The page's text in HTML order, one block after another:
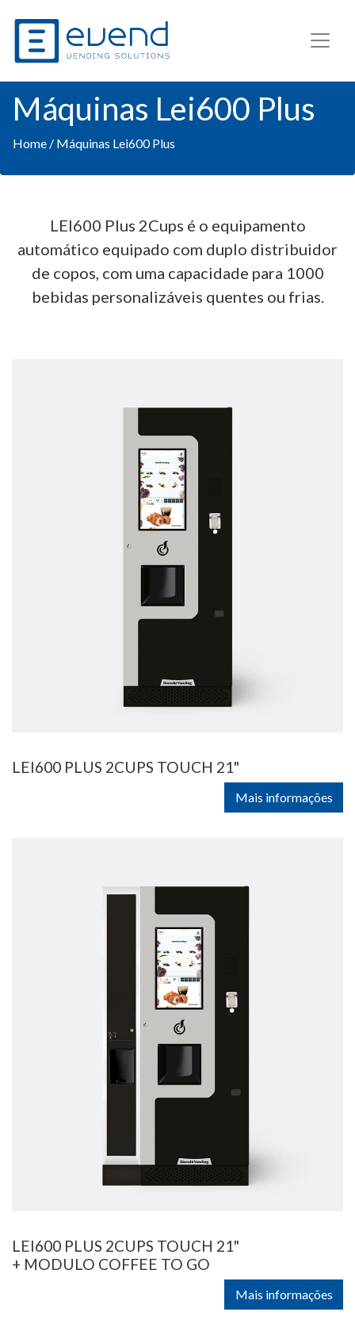
Máquinas Lei600 Plus
Home / Máquinas Lei600 Plus
LEI600 Plus 2Cups é o equipamento
automático equipado com duplo distribuidor
de copos, com uma capacidade para 1000
bebidas personalizáveis quentes ou frias.
LEI600 PLUS 2CUPS TOUCH 21"
Mais informações
LEI600 PLUS 2CUPS TOUCH 21"
+ MODULO COFFEE TO GO
Mais informações